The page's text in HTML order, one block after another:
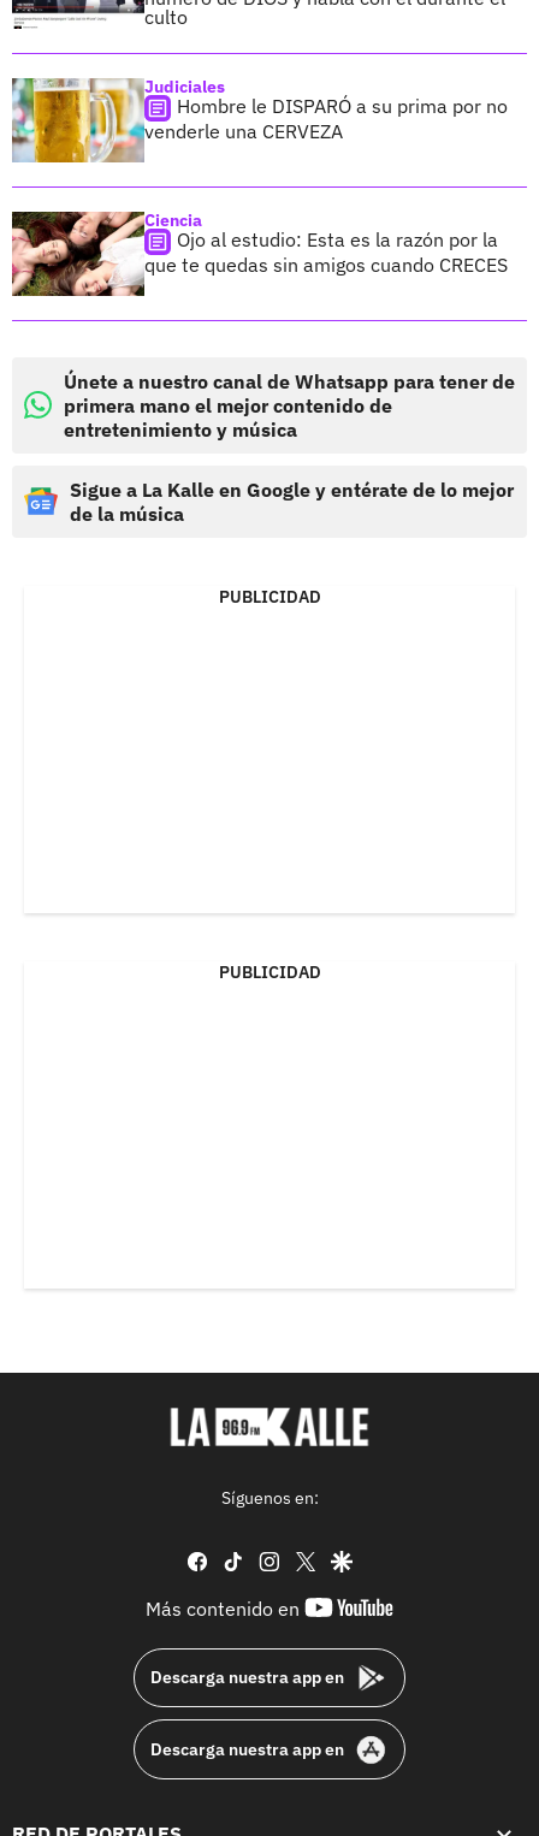
culto
Judiciales
Hombre le DISPARÓ a su prima por no
venderle una CERVEZA
Ciencia
Ojo al estudio: Esta es la razón por la
que te quedas sin amigos cuando CRECES
Únete a nuestro canal de Whatsapp para tener de
primera mano el mejor contenido de
entretenimiento y música
Sigue a La Kalle en Google y entérate de lo mejor
de la música
PUBLICIDAD
PUBLICIDAD
Síguenos en:
facebook
tiktok instagram
twittergoogle
Más contenido en
youtube-
Descarga nuestra app en
Descarga nuestra app en